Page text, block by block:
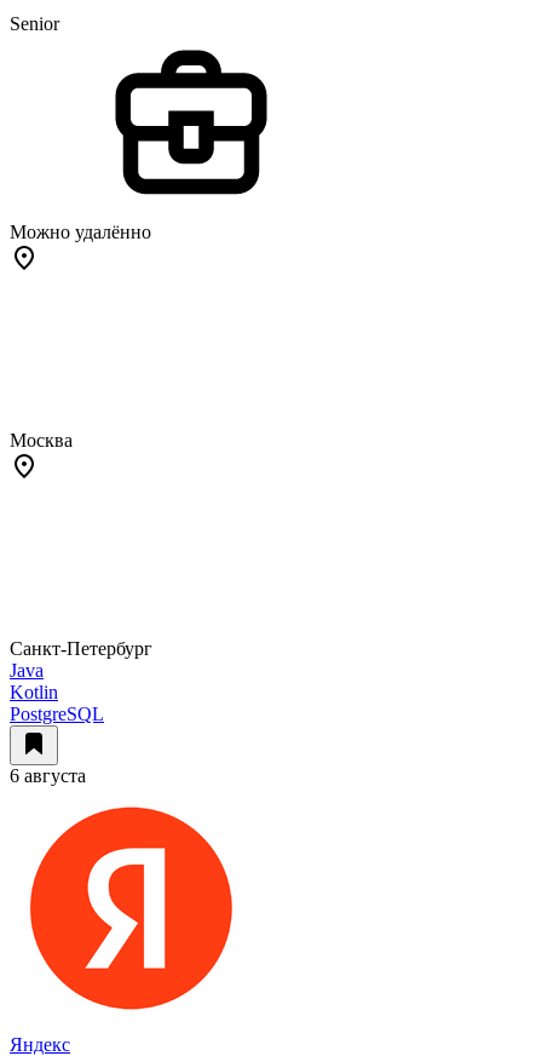
Senior
Можно удалённо
Москва
Санкт-Петербург
Java
Kotlin
PostgreSQL
6 августа
Яндекс